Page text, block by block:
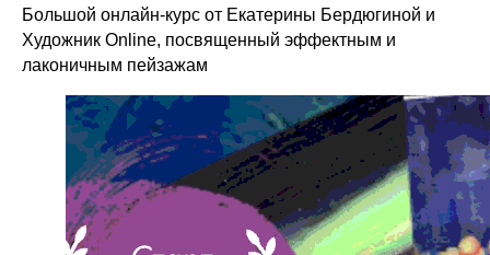
Большой онлайн-курс от Екатерины Бердюгиной и
Художник Online, посвященный эффектным и
лаконичным пейзажам